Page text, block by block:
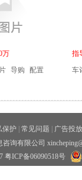
万
导购 配置
指
车
保护 常见问题
广告投放
询有限公司
粤ICP备06090518号